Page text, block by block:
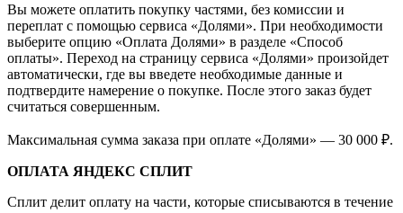
Вы можете оплатить покупку частями, без комиссии и
переплат с помощью сервиса «Долями». При необходимости
выберите опцию «Оплата Долями» в разделе «Способ
оплаты». Переход на страницу сервиса «Долями» произойдет
автоматически, где вы введете необходимые данные и
подтвердите намерение о покупке. После этого заказ будет
считаться совершенным.
Максимальная сумма заказа при оплате «Долями» — 30 000 ₽.
ОПЛАТА ЯНДЕКС СПЛИТ
Сплит делит оплату на части, которые списываются в течение